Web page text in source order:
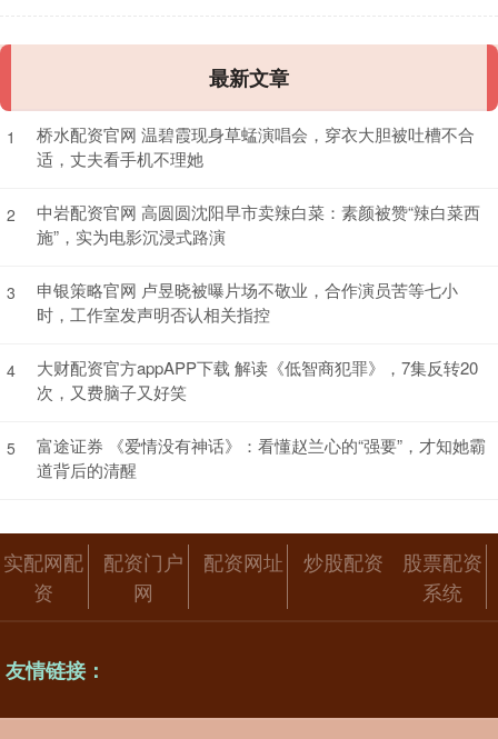
最新文章
1
桥水配资官网 温碧霞现身草蜢演唱会，穿衣大胆被吐槽不合
适，丈夫看手机不理她
2
中岩配资官网 高圆圆沈阳早市卖辣白菜：素颜被赞“辣白菜西
施”，实为电影沉浸式路演
3
申银策略官网 卢昱晓被曝片场不敬业，合作演员苦等七小
时，工作室发声明否认相关指控
4
大财配资官方appAPP下载 解读《低智商犯罪》，7集反转20
次，又费脑子又好笑
5
富途证券 《爱情没有神话》：看懂赵兰心的“强要”，才知她霸
道背后的清醒
实配网配
资
配资门户
网
配资网址 炒股配资
股票配资
系统
友情链接：